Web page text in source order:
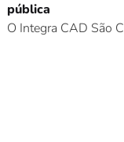
pública
O Integra CAD São